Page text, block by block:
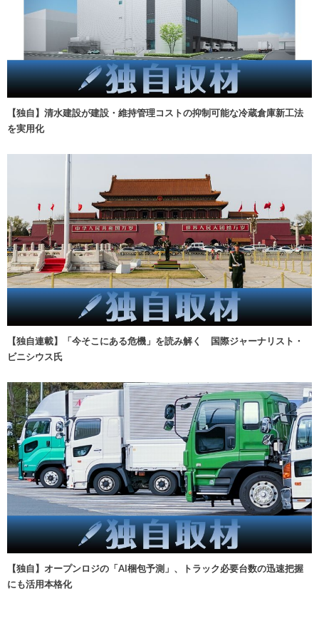
【独自】清水建設が建設・維持管理コストの抑制可能な冷蔵倉庫新工法
を実用化
【独自連載】「今そこにある危機」を読み解く 国際ジャーナリスト・
ビニシウス氏
【独自】オープンロジの「AI梱包予測」、トラック必要台数の迅速把握
にも活用本格化